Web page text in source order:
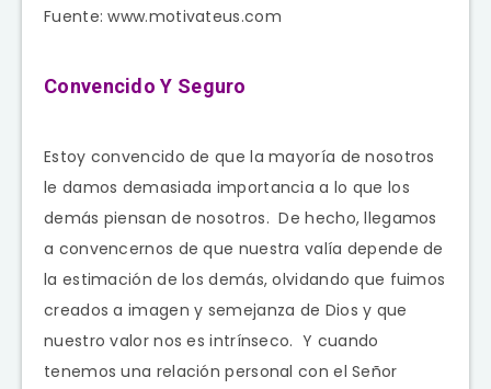
Fuente: www.motivateus.com
Convencido Y Seguro
Estoy convencido de que la mayoría de nosotros
le damos demasiada importancia a lo que los
demás piensan de nosotros. De hecho, llegamos
a convencernos de que nuestra valía depende de
la estimación de los demás, olvidando que fuimos
creados a imagen y semejanza de Dios y que
nuestro valor nos es intrínseco. Y cuando
tenemos una relación personal con el Señor